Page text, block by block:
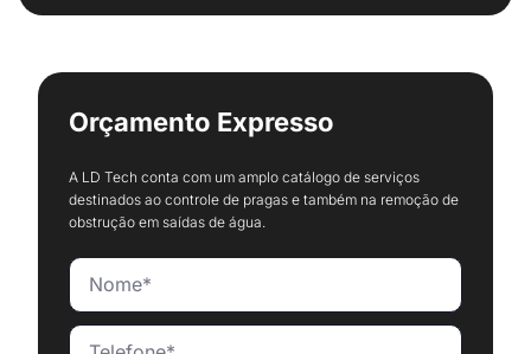
Orçamento Expresso
A LD Tech conta com um amplo catálogo de serviços
destinados ao controle de pragas e também na remoção de
obstrução em saídas de água.